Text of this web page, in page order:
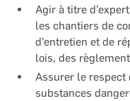
Agir à titre
les chantiers de
d’entretien et de
lois, des
Assurer le respect
substances